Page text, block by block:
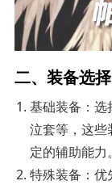
二、装备选择
基础装备：选
泣套等，这些
定的辅助能力。
特殊装备：优